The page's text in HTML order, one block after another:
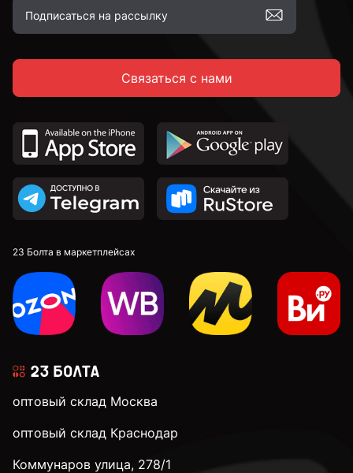
Связаться с нами
23 Болта в маркетплейсах
оптовый склад Москва
оптовый склад Краснодар
Коммунаров улица, 278/1